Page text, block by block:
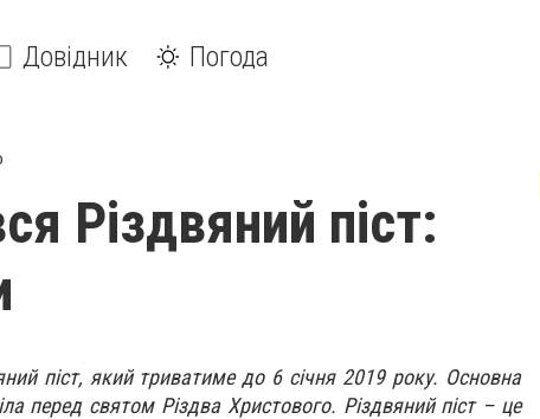
Довідник Погода
Різдвяний піст:
піст, який триватиме до 6 січня 2019 року. Основна
перед святом Різдва Христового. Різдвяний піст – це